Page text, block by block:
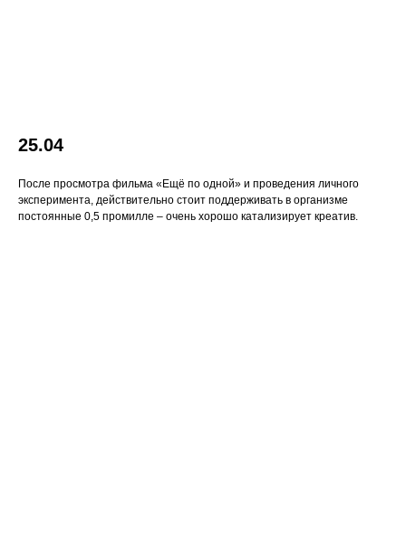
25.04
После просмотра фильма «Ещё по одной» и проведения личного
эксперимента, действительно стоит поддерживать в организме
постоянные 0,5 промилле – очень хорошо катализирует креатив.